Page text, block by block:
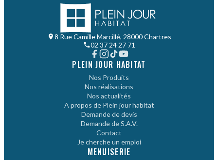
8 Rue Camille Marcillé, 28000 Chartres
02 37 24 27 71
PLEIN JOUR HABITAT
Nos Produits
Nos réalisations
Nos actualités
A propos de Plein jour habitat
Demande de devis
Demande de S.A.V.
Contact
Je cherche un emploi
MENUISERIE